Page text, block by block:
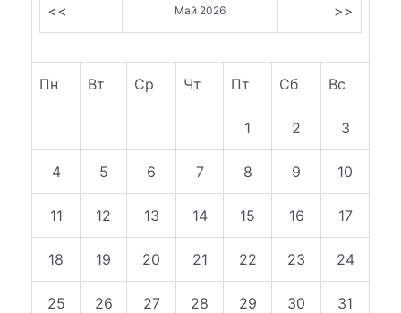
<< Май 2026 >>
Пн Вт Ср Чт Пт Сб Вс
1 2 3
4 5 6 7 8 9 10
11 12 13 14 15 16 17
18 19 20 21 22 23 24
25 26 27 28 29 30 31